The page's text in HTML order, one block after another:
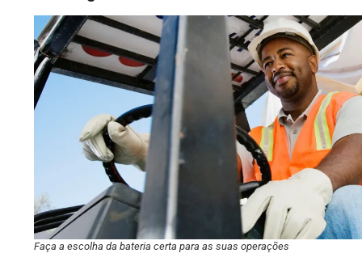
Faça a escolha da bateria certa para as suas operações